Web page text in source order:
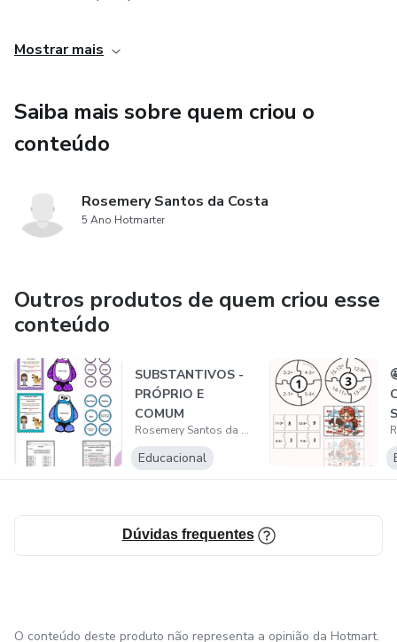
Mostrar mais
Saiba mais sobre quem criou o
conteúdo
Rosemery Santos da Costa
5 Ano Hotmarter
Outros produtos de quem criou esse
conteúdo
SUBSTANTIVOS -
PRÓPRIO E
COMUM
Rosemery Santos da Costa
Educacional
Dúvidas frequentes
O conteúdo deste produto não representa a opinião da Hotmart.